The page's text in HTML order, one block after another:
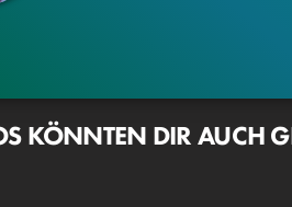
KÖNNTEN DIR AUCH